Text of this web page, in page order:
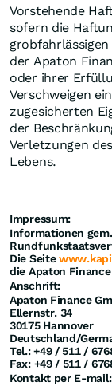
Vorstehende
sofern die
der Apaton
oder ihrer
Verschweigen
zugesicherten
der
Verletzungen
Lebens.
Impressum:
Informationen
Die Seite
die Apaton
Anschrift:
Apaton Finance
Ellernstr. 34
30175 Hannover
Deutschland/
Tel.: +49 / 511 /
Fax: +49 / 511 /
Kontakt per E-mail: